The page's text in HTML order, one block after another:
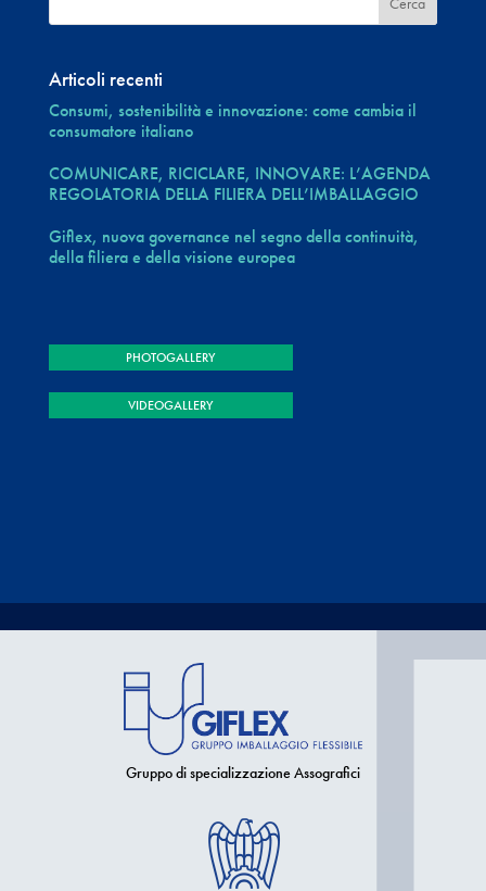
Articoli recenti
Consumi, sostenibilità e innovazione: come cambia il
consumatore italiano
COMUNICARE, RICICLARE, INNOVARE: L’AGENDA
REGOLATORIA DELLA FILIERA DELL’IMBALLAGGIO
Giflex, nuova governance nel segno della continuità,
della filiera e della visione europea
PHOTOGALLERY
VIDEOGALLERY
Gruppo di specializzazione Assografici